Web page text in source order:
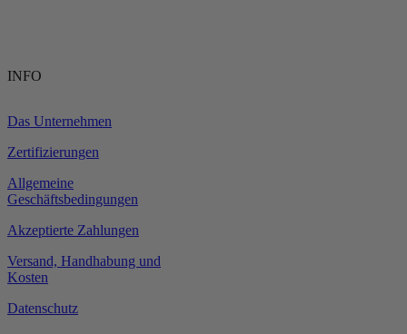
INFO
Das Unternehmen
Zertifizierungen
Allgemeine
Geschäftsbedingungen
Akzeptierte Zahlungen
Versand, Handhabung und
Kosten
Datenschutz